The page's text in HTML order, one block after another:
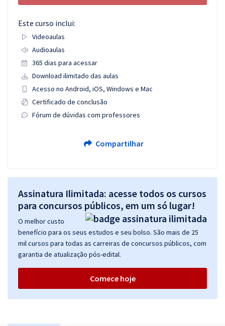
Este curso inclui:
Videoaulas
Audioaulas
365 dias para acessar
Download ilimitado das aulas
Acesso no Android, iOS, Windows e Mac
Certificado de conclusão
Fórum de dúvidas com professores
Compartilhar
Assinatura Ilimitada: acesse todos os cursos
para concursos públicos, em um só lugar!
O melhor custo
benefício para os seus estudos e seu bolso. São mais de 25
mil cursos para todas as carreiras de concursos públicos, com
garantia de atualização pós-edital.
Comece hoje